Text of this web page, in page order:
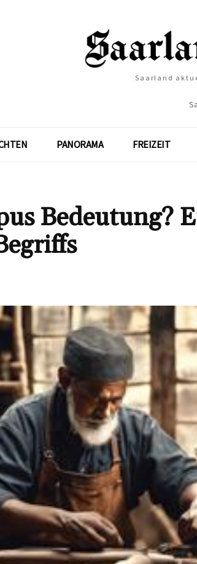
Saarland
PANORAMA FREIZEIT
Bedeutung?